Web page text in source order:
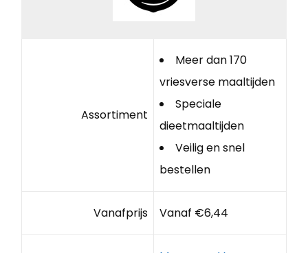
Assortiment
Meer dan 170
vriesverse maaltijden
Speciale
dieetmaaltijden
Veilig en snel
bestellen
Vanafprijs Vanaf €6,44